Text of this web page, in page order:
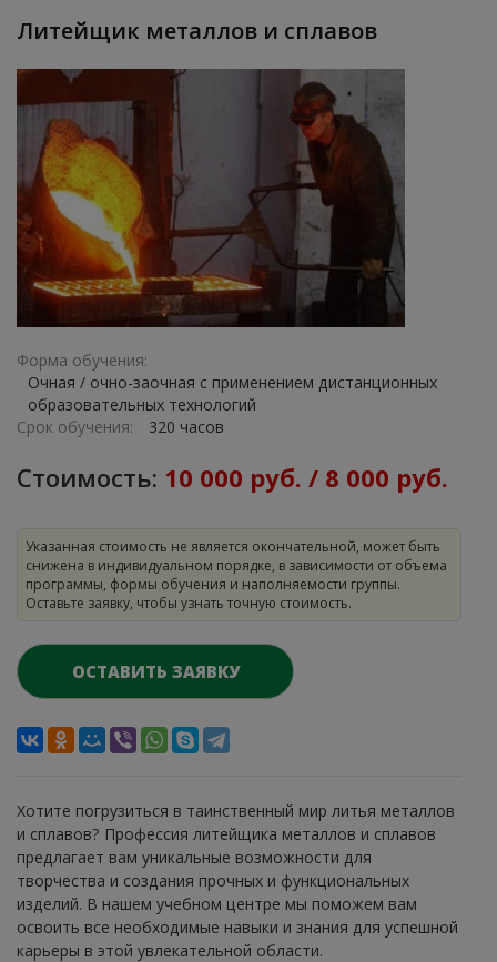
Литейщик металлов и сплавов
Форма обучения:
Очная / очно-заочная с применением дистанционных
образовательных технологий
Срок обучения:
320 часов
Стоимость: 10 000 руб. / 8 000 руб.
Указанная стоимость не является окончательной, может быть
снижена в индивидуальном порядке, в зависимости от объема
программы, формы обучения и наполняемости группы.
Оставьте заявку, чтобы узнать точную стоимость.
ОСТАВИТЬ ЗАЯВКУ
Хотите погрузиться в таинственный мир литья металлов
и сплавов? Профессия литейщика металлов и сплавов
предлагает вам уникальные возможности для
творчества и создания прочных и функциональных
изделий. В нашем учебном центре мы поможем вам
освоить все необходимые навыки и знания для успешной
карьеры в этой увлекательной области.